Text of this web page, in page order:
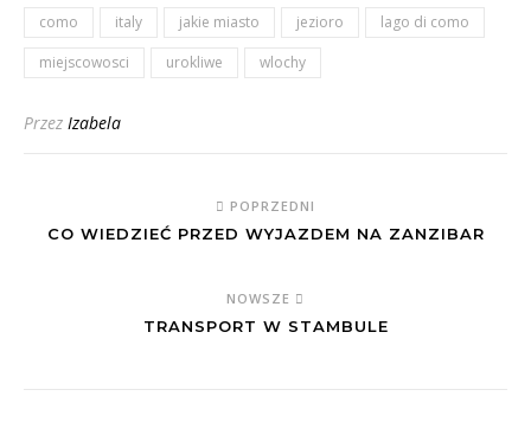
como italy jakie miasto jezioro
lago di como
miejscowosci
urokliwe wlochy
Przez Izabela
POPRZEDNI
CO WIEDZIEĆ PRZED WYJAZDEM NA ZANZIBAR
NOWSZE
TRANSPORT W STAMBULE